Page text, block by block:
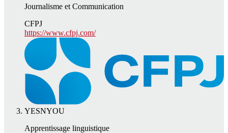
Journalisme et Communication
CFPJ
https://www.cfpj.com/
YESNYOU
Apprentissage linguistique